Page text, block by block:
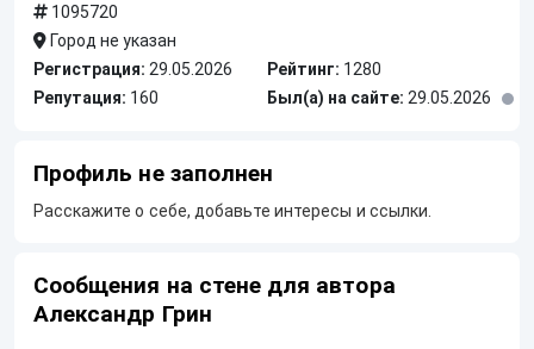
1095720
Город не указан
Регистрация: 29.05.2026 Рейтинг: 1280
Репутация: 160 Был(а) на сайте: 29.05.2026
Профиль не заполнен
Расскажите о себе, добавьте интересы и ссылки.
Сообщения на стене для автора
Александр Грин